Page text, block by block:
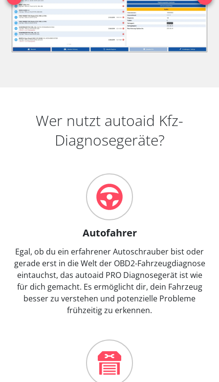
Wer nutzt autoaid Kfz-
Diagnosegeräte?
Autofahrer
Egal, ob du ein erfahrener Autoschrauber bist oder
gerade erst in die Welt der OBD2-Fahrzeugdiagnose
eintauchst, das autoaid PRO Diagnosegerät ist wie
für dich gemacht. Es ermöglicht dir, dein Fahrzeug
besser zu verstehen und potenzielle Probleme
frühzeitig zu erkennen.